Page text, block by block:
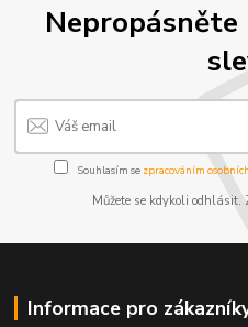
Nepropásněte
Souhlasím se zpracováním
Můžete se kdykoli
Informace pro